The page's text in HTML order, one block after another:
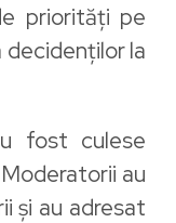
priorități pe
la
fost culese
au
și au adresat